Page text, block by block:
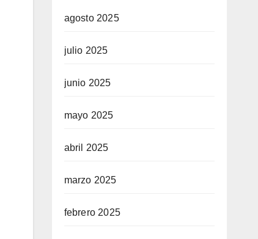
agosto 2025
julio 2025
junio 2025
mayo 2025
abril 2025
marzo 2025
febrero 2025